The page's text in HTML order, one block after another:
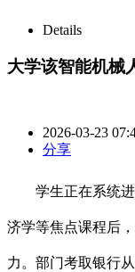
Details
大学该智能机械
2026-03-23
分享
学生正在系统进
济学等焦点课程后
力。部门考取银行